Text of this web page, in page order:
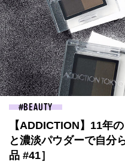
BEAUTY
【ADDICTION】11年
と濃淡パウダーで自分
品 #41］